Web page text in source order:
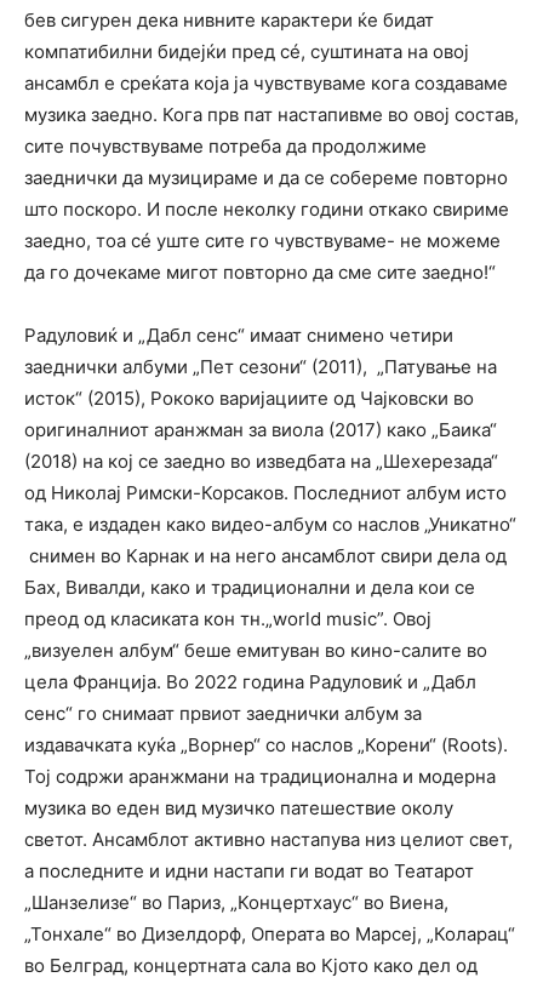
бев сигурен дека нивните карактери ќе бидат
компатибилни бидејќи пред сé, суштината на овој
ансамбл е среќата која ја чувствуваме кога создаваме
музика заедно. Кога прв пат настапивме во овој состав,
сите почувствуваме потреба да продолжиме
заеднички да музицираме и да се собереме повторно
што поскоро. И после неколку години откако свириме
заедно, тоа сé уште сите го чувствуваме- не можеме
да го дочекаме мигот повторно да сме сите заедно!“
Радуловиќ и „Дабл сенс“ имаат снимено четири
заеднички албуми „Пет сезони“ (2011), „Патување на
исток“ (2015), Рококо варијациите од Чајковски во
оригиналниот аранжман за виола (2017) како „Баика“
(2018) на кој се заедно во изведбата на „Шехерезада“
од Николај Римски-Корсаков. Последниот албум исто
така, е издаден како видео-албум со наслов „Уникатно“
снимен во Карнак и на него ансамблот свири дела од
Бах, Вивалди, како и традиционални и дела кои се
преод од класиката кон тн.„world music”. Овој
„визуелен албум“ беше емитуван во кино-салите во
цела Франција. Во 2022 година Радуловиќ и „Дабл
сенс“ го снимаат првиот заеднички албум за
издавачката куќа „Ворнер“ со наслов „Корени“ (Roots).
Тој содржи аранжмани на традиционална и модерна
музика во еден вид музичко патешествие околу
светот. Ансамблот активно настапува низ целиот свет,
а последните и идни настапи ги водат во Театарот
„Шанзелизе“ во Париз, „Концертхаус“ во Виена,
„Тонхале“ во Дизелдорф, Операта во Марсеј, „Коларац“
во Белград, концертната сала во Кјото како дел од